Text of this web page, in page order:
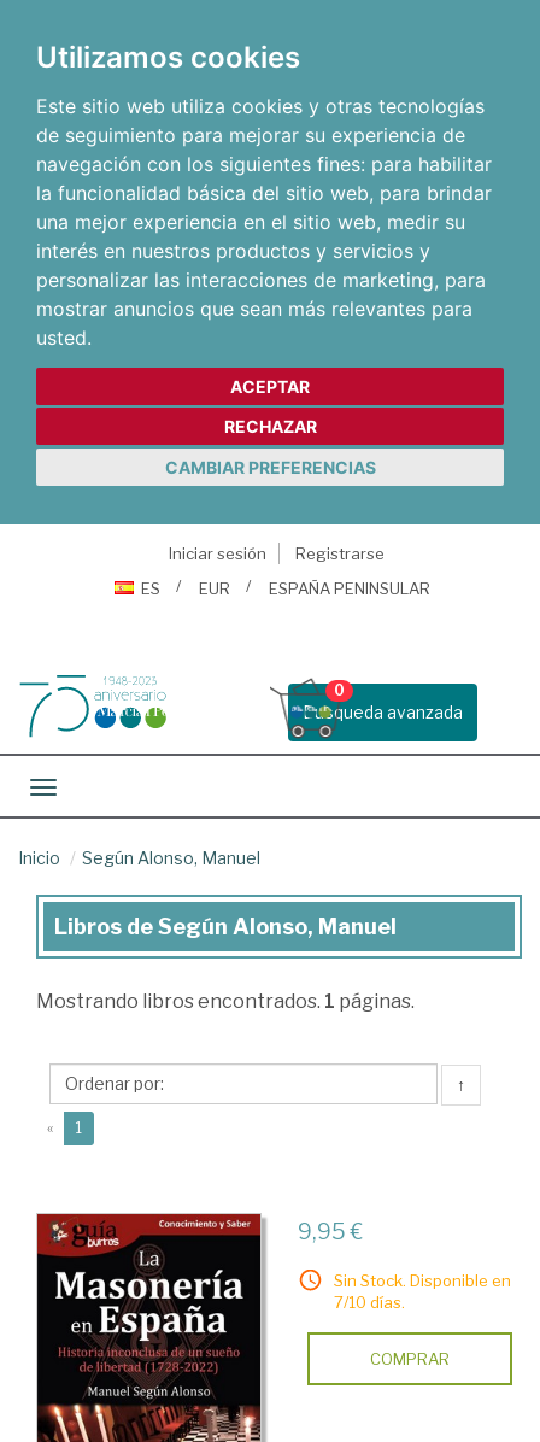
Utilizamos cookies
Este sitio web utiliza cookies y otras tecnologías
de seguimiento para mejorar su experiencia de
navegación con los siguientes fines: para habilitar
la funcionalidad básica del sitio web, para brindar
una mejor experiencia en el sitio web, medir su
interés en nuestros productos y servicios y
personalizar las interacciones de marketing, para
mostrar anuncios que sean más relevantes para
usted.
ACEPTAR
RECHAZAR
CAMBIAR PREFERENCIAS
Iniciar sesión
Registrarse
ES
EUR ESPAÑA PENINSULAR
Busqueda avanzada
0
Toggle navigation
Inicio Según Alonso, Manuel
Libros
Según
Manuel
Libros de Según Alonso, Manuel
Mostrando libros encontrados. 1 páginas.
↑
« 1
9,95 €
Sin Stock. Disponible en
7/10 días.
COMPRAR